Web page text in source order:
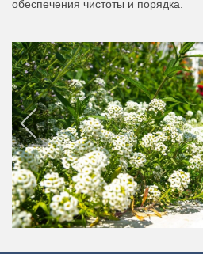
обеспечения чистоты и порядка.